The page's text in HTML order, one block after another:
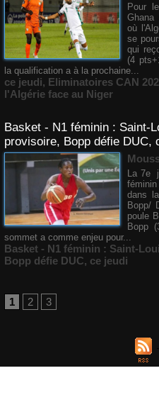
Pour
où
se
qui
(4
la qualification a à la prochaine...
ce jeudi, Eliminatoires CAN
l'Algérie face au Niger
Basket - N1 féminin : Saint-
provisoire, Bopp défie DUC,
La 7e
dans
Bopp/
poule
Bopp
sommet a comme enjeu pour...
Basket - N1 féminin : Saint-
Bopp défie DUC, ce jeudi
1 2 3